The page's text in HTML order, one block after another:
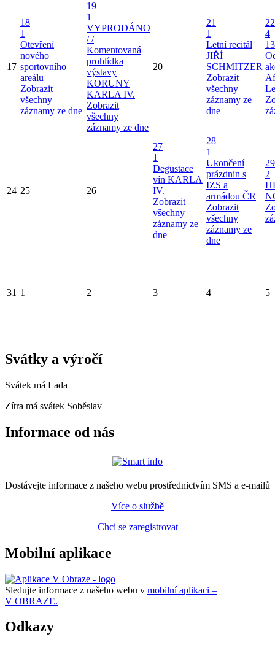
17
18
1
Otevření
nového
sportovního
areálu
Zobrazit
všechny
záznamy ze dne
19
1
VYPRODÁNO
/ /
Komentovaná
prohlídka
výstavy
KORUNY
KARLA IV.
Zobrazit
všechny
záznamy ze dne
20
21
1
Letní recitál
JIŘÍ
SCHMITZER
Zobrazit
všechny
záznamy ze
dne
22
4
24 25 26
27
1
Degustace
vín KARLA
IV.
Zobrazit
všechny
záznamy ze
dne
28
1
Ukončení
prázdnin s
IZS a
armádou ČR
Zobrazit
všechny
záznamy ze
dne
29
2
31 1 2 3 4 5
Svátky a výročí
Svátek má Lada
Zítra má svátek Soběslav
Informace od nás
Dostávejte informace z našeho webu prostřednictvím SMS a e-mailů
Více o službě
Chci se zaregistrovat
Mobilní aplikace
Sledujte informace z našeho webu v mobilní aplikaci –
V OBRAZE.
Odkazy